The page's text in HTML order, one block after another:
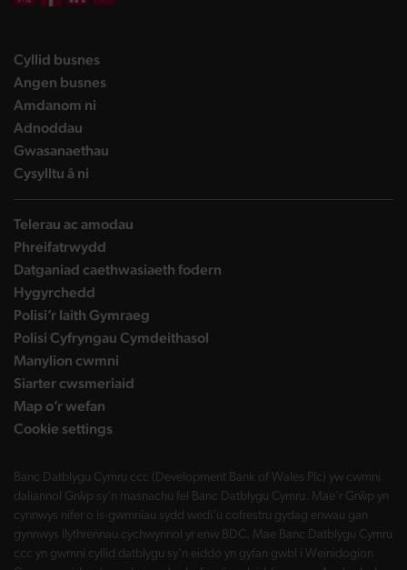
Cyllid busneslanding page
Angen busneslanding page
Amdanom ni
Adnoddau
Gwasanaethau
Cysylltu â ni
Telerau ac amodau
Phreifatrwydd
Datganiad caethwasiaeth fodern
Hygyrchedd
Polisi’r Iaith Gymraeg
Polisi Cyfryngau Cymdeithasol
Manylion cwmni
Siarter cwsmeriaid
Map o’r wefan
Cookie settings
Banc Datblygu Cymru ccc (Development Bank of Wales Plc) yw cwmni
daliannol Grŵp sy'n masnachu fel Banc Datblygu Cymru. Mae'r Grŵp yn
cynnwys nifer o is-gwmnïau sydd wedi'u cofrestru gydag enwau gan
gynnwys llythrennau cychwynnol yr enw BDC. Mae Banc Datblygu Cymru
ccc yn gwmni cyllid datblygu sy'n eiddo yn gyfan gwbl i Weinidogion